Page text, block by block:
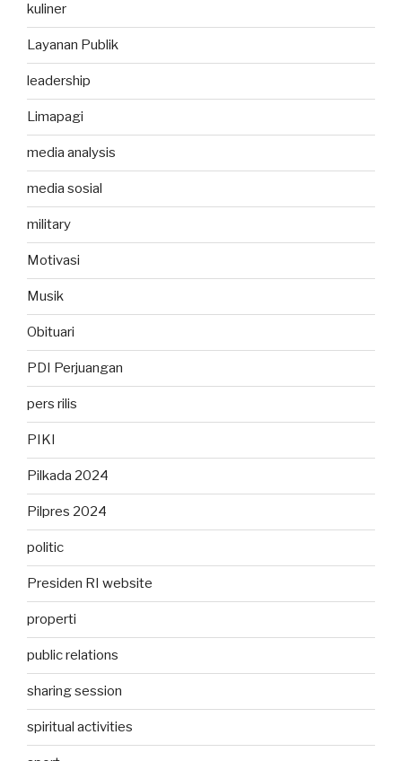
kuliner
Layanan Publik
leadership
Limapagi
media analysis
media sosial
military
Motivasi
Musik
Obituari
PDI Perjuangan
pers rilis
PIKI
Pilkada 2024
Pilpres 2024
politic
Presiden RI website
properti
public relations
sharing session
spiritual activities